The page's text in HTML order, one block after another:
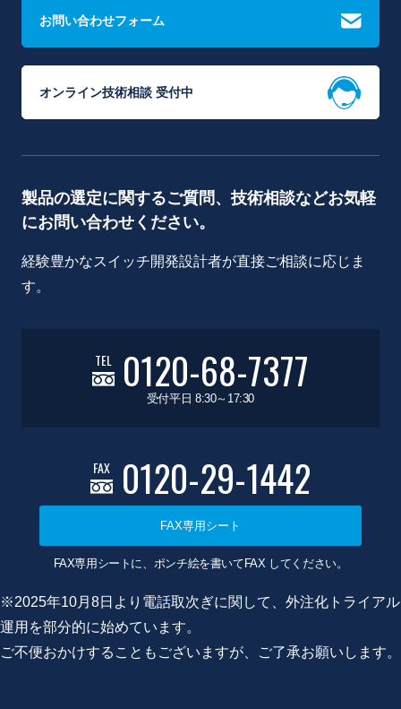
お問い合わせフォーム
オンライン技術相談 受付中
製品の選定に関するご質問、技術相談などお気軽
にお問い合わせください。
経験豊かなスイッチ開発設計者が直接ご相談に応じま
す。
TEL 0120-68-7377
受付平日 8:30～17:30
FAX 0120-29-1442
FAX専用シート
FAX専用シートに、ポンチ絵を書いてFAX してください。
※2025年10月8日より電話取次ぎに関して、外注化トライアル
運用を部分的に始めています。
ご不便おかけすることもございますが、ご了承お願いします。